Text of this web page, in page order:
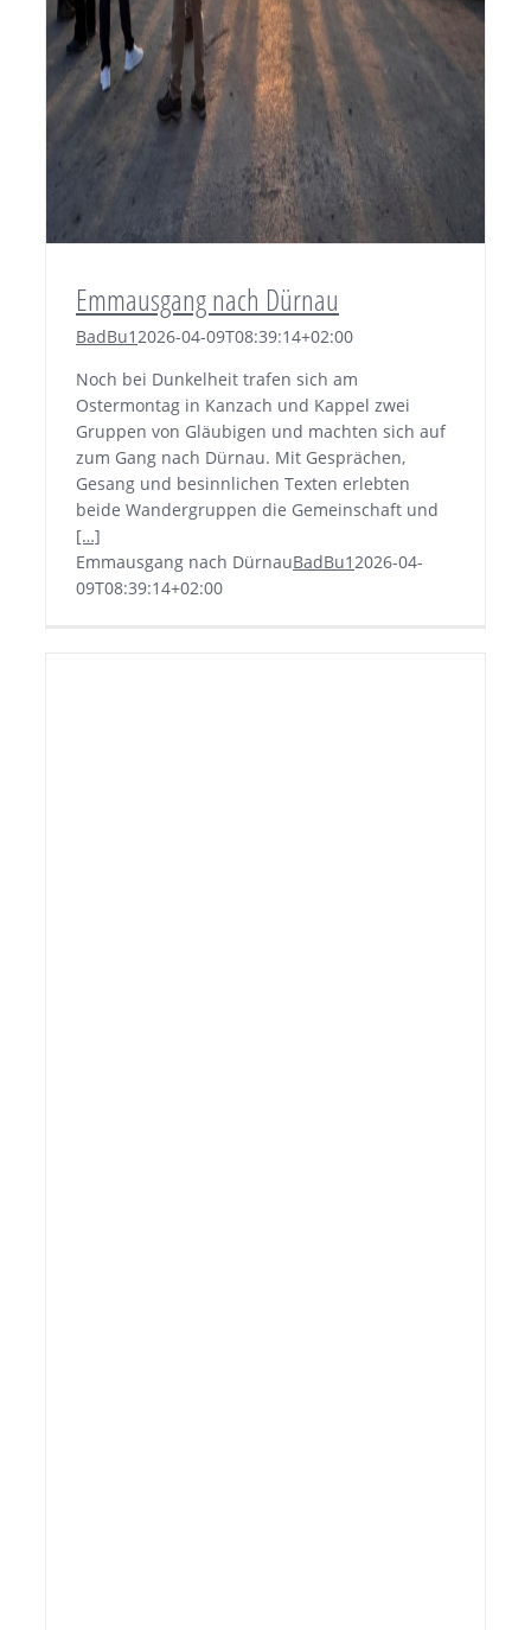
Emmausgang nach Dürnau
BadBu12026-04-09T08:39:14+02:00
Noch bei Dunkelheit trafen sich am
Ostermontag in Kanzach und Kappel zwei
Gruppen von Gläubigen und machten sich auf
zum Gang nach Dürnau. Mit Gesprächen,
Gesang und besinnlichen Texten erlebten
beide Wandergruppen die Gemeinschaft und
[…]
Emmausgang nach DürnauBadBu12026-04-
09T08:39:14+02:00